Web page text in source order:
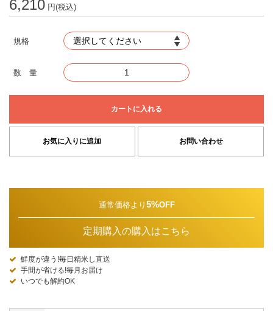
6,210 円(税込)
規格
数 量
カートに入れる
お気に入りに追加 お問い合わせ
通常価格より 5%OFF
定期購入の購入はこちら
鮮度が違う!毎日精米し直送
手間が省ける!毎月お届け
いつでも解約OK